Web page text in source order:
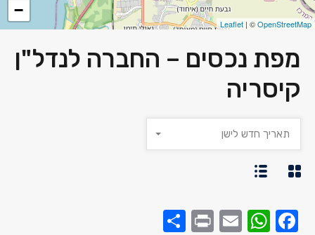
−
Leaflet | ©OpenStreetMap
מפת נכסים – החברה לנדל"ן
קיסריה
תאריך חדש לישן
Facebook
WhatsApp
Email
Print